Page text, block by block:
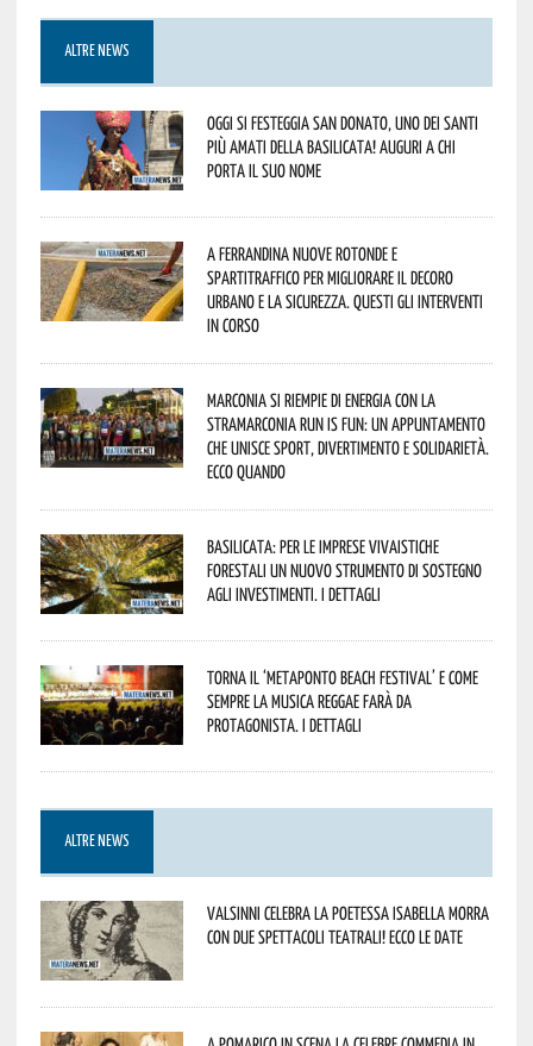
ALTRE NEWS
Oggi si festeggia San Donato, uno dei Santi
più amati della Basilicata! Auguri a chi
porta il suo nome
A Ferrandina nuove rotonde e
spartitraffico per migliorare il decoro
urbano e la sicurezza. Questi gli interventi
in corso
Marconia si riempie di energia con la
StraMarconia Run is Fun: un appuntamento
che unisce sport, divertimento e solidarietà.
Ecco quando
Basilicata: per le imprese vivaistiche
forestali un nuovo strumento di sostegno
agli investimenti. I dettagli
Torna il ‘Metaponto beach festival’ e come
sempre la musica reggae farà da
protagonista. I dettagli
ALTRE NEWS
Valsinni celebra la poetessa Isabella Morra
con due spettacoli teatrali! Ecco le date